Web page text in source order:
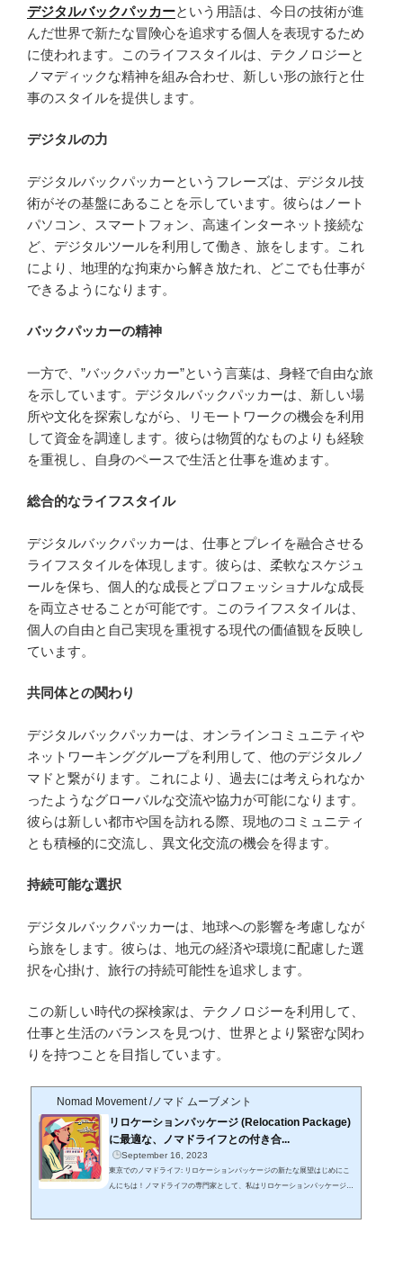
デジタルバックパッカーという用語は、今日の技術が進
んだ世界で新たな冒険心を追求する個人を表現するため
に使われます。このライフスタイルは、テクノロジーと
ノマディックな精神を組み合わせ、新しい形の旅行と仕
事のスタイルを提供します。
デジタルの力
デジタルバックパッカーというフレーズは、デジタル技
術がその基盤にあることを示しています。彼らはノート
パソコン、スマートフォン、高速インターネット接続な
ど、デジタルツールを利用して働き、旅をします。これ
により、地理的な拘束から解き放たれ、どこでも仕事が
できるようになります。
バックパッカーの精神
一方で、”バックパッカー”という言葉は、身軽で自由な旅
を示しています。デジタルバックパッカーは、新しい場
所や文化を探索しながら、リモートワークの機会を利用
して資金を調達します。彼らは物質的なものよりも経験
を重視し、自身のペースで生活と仕事を進めます。
総合的なライフスタイル
デジタルバックパッカーは、仕事とプレイを融合させる
ライフスタイルを体現します。彼らは、柔軟なスケジュ
ールを保ち、個人的な成長とプロフェッショナルな成長
を両立させることが可能です。このライフスタイルは、
個人の自由と自己実現を重視する現代の価値観を反映し
ています。
共同体との関わり
デジタルバックパッカーは、オンラインコミュニティや
ネットワーキンググループを利用して、他のデジタルノ
マドと繋がります。これにより、過去には考えられなか
ったようなグローバルな交流や協力が可能になります。
彼らは新しい都市や国を訪れる際、現地のコミュニティ
とも積極的に交流し、異文化交流の機会を得ます。
持続可能な選択
デジタルバックパッカーは、地球への影響を考慮しなが
ら旅をします。彼らは、地元の経済や環境に配慮した選
択を心掛け、旅行の持続可能性を追求します。
この新しい時代の探検家は、テクノロジーを利用して、
仕事と生活のバランスを見つけ、世界とより緊密な関わ
りを持つことを目指しています。
Nomad Movement /ノマド ムーブメント
リロケーションパッケージ (Relocation Package)
に最適な、ノマドライフとの付き合...
September 16, 2023
東京でのノマドライフ: リロケーションパッケージの新たな展望はじめにこ
んにちは！ノマドライフの専門家として、私はリロケーションパッケージを